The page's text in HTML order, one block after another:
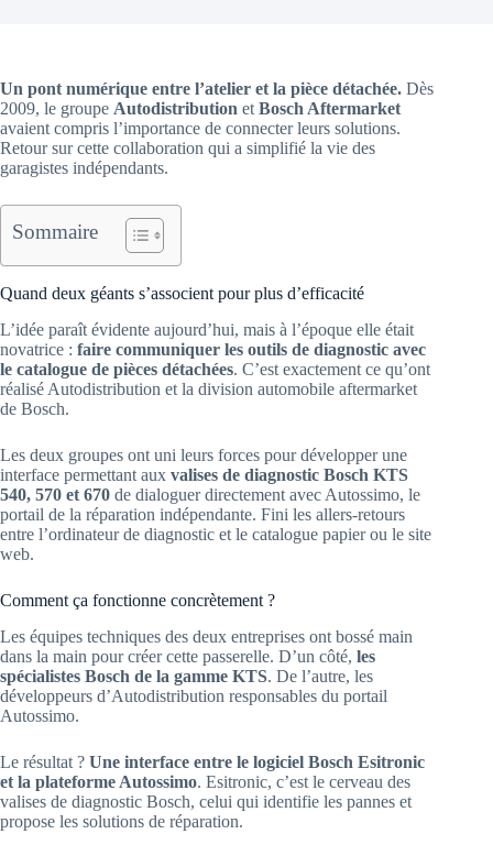
Un pont numérique entre l’atelier et la pièce détachée. Dès
2009, le groupe Autodistribution et Bosch Aftermarket
avaient compris l’importance de connecter leurs solutions.
Retour sur cette collaboration qui a simplifié la vie des
garagistes indépendants.
Sommaire
Quand deux géants s’associent pour plus d’efficacité
L’idée paraît évidente aujourd’hui, mais à l’époque elle était
novatrice : faire communiquer les outils de diagnostic avec
le catalogue de pièces détachées. C’est exactement ce qu’ont
réalisé Autodistribution et la division automobile aftermarket
de Bosch.
Les deux groupes ont uni leurs forces pour développer une
interface permettant aux valises de diagnostic Bosch KTS
540, 570 et 670 de dialoguer directement avec Autossimo, le
portail de la réparation indépendante. Fini les allers-retours
entre l’ordinateur de diagnostic et le catalogue papier ou le site
web.
Comment ça fonctionne concrètement ?
Les équipes techniques des deux entreprises ont bossé main
dans la main pour créer cette passerelle. D’un côté, les
spécialistes Bosch de la gamme KTS. De l’autre, les
développeurs d’Autodistribution responsables du portail
Autossimo.
Le résultat ? Une interface entre le logiciel Bosch Esitronic
et la plateforme Autossimo. Esitronic, c’est le cerveau des
valises de diagnostic Bosch, celui qui identifie les pannes et
propose les solutions de réparation.